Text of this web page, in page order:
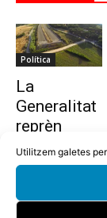
Utilitzem galetes
Política
La
Generalitat
reprèn
l’estudi per
allargar la
Tordera